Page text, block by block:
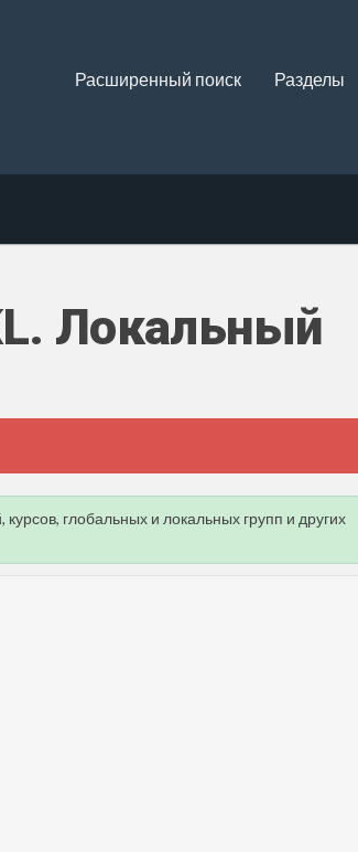
Расширенный поиск Разделы
Локальный
глобальных и локальных групп и других